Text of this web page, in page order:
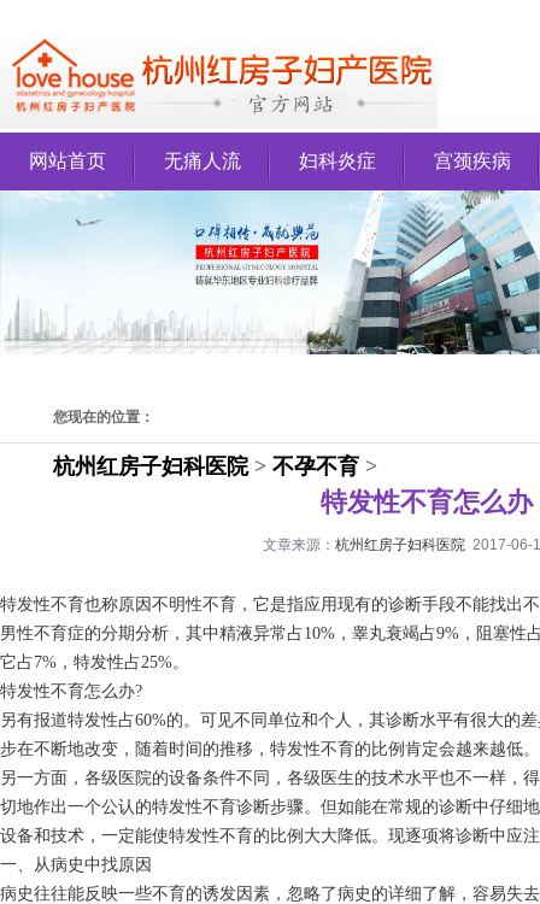
网站首页 无痛人流 妇科炎症 宫颈疾病
您现在的位置：
杭州红房子妇科医院> 不孕不育 >
特发性不育怎么办
文章来源： 杭州红房子妇科医院 2017-06-
特发性不育也称原因不明性不育，它是指应用现有的诊断手段不能找出
男性不育症的分期分析，其中精液异常占10%，睾丸衰竭占9%，阻塞性
它占7%，特发性占25%。
特发性不育怎么办?
另有报道特发性占60%的。可见不同单位和个人，其诊断水平有很大的
步在不断地改变，随着时间的推移，特发性不育的比例肯定会越来越低。
另一方面，各级医院的设备条件不同，各级医生的技术水平也不一样，
切地作出一个公认的特发性不育诊断步骤。但如能在常规的诊断中仔细
设备和技术，一定能使特发性不育的比例大大降低。现逐项将诊断中应
一、从病史中找原因
病史往往能反映一些不育的诱发因素，忽略了病史的详细了解，容易失